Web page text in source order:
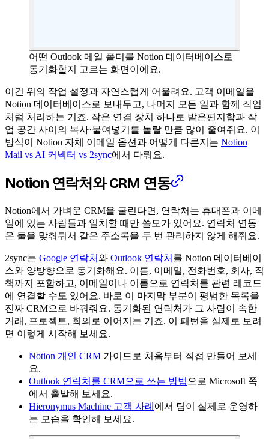
어떤 Outlook 메일 폴더를 Notion 데이터베이스로
동기화할지 고르는 화면이에요.
이건 위의 작업 설정과 자연스럽게 어울려요. 고객 이메일을
Notion 데이터베이스로 보내두고, 나머지 모든 일과 함께 작업
처럼 처리하는 거죠. 작은 연결 장치 하나로 받은편지함과 작
업 공간 사이의 복사·붙여넣기를 놀랄 만큼 많이 줄여줘요. 이
방식이 Notion 자체 이메일 옵션과 어떻게 다른지는 Notion
Mail vs AI 커넥터 vs 2sync에서 다뤄요.
Notion 연락처와 CRM 연동
Notion에서 가벼운 CRM을 굴린다면, 연락처는 휴대폰과 이메
일에 있는 사람들과 일치할 때만 쓸모가 있어요. 연락처 연동
은 둘을 맞춰둬서 같은 주소록을 두 번 관리하지 않게 해줘요.
2sync는 Google 연락처와 Outlook 연락처 를 Notion 데이터베이
스와 양방향으로 동기화해요. 이름, 이메일, 전화번호, 회사, 직
책까지 포함하고, 이메일이나 이름으로 연락처를 관련 레코드
에 연결할 수도 있어요. 바로 이 마지막 부분이 평범한 목록을
진짜 CRM으로 바꿔줘요. 동기화된 연락처가 그 사람이 속한
거래, 프로젝트, 회의로 이어지는 거죠. 이 패턴을 실제로 보려
면 이렇게 시작해 보세요.
Notion 개인 CRM 가이드로 처음부터 직접 만들어 보세
요.
Outlook 연락처를 CRM으로 쓰는 방법 으로 Microsoft 쪽
에서 출발해 보세요.
Hieronymus Machine 고객 사례 에서 팀이 실제로 운영하
는 모습을 확인해 보세요.